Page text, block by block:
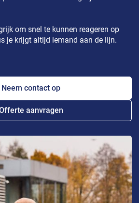
om snel te kunnen reageren op
je krijgt altijd iemand aan de lijn.
Neem contact op
aanvragen